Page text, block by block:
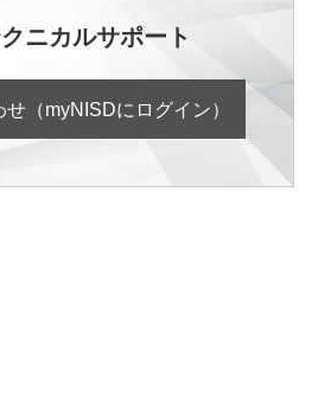
ニカルサポート
（myNISDにログイン）